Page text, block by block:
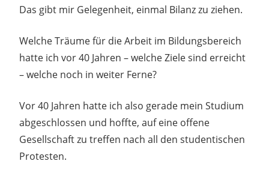
Das gibt mir Gelegenheit, einmal Bilanz zu ziehen.
Welche Träume für die Arbeit im Bildungsbereich
hatte ich vor 40 Jahren – welche Ziele sind erreicht
– welche noch in weiter Ferne?
Vor 40 Jahren hatte ich also gerade mein Studium
abgeschlossen und hoffte, auf eine offene
Gesellschaft zu treffen nach all den studentischen
Protesten.